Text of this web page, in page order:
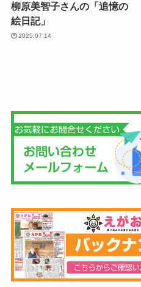
柳原美智子さんの「追憶の
絵日記」
2025.07.14